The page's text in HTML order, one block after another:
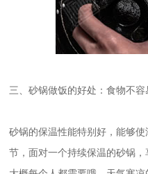
三、砂锅做饭的好处：食物不容
砂锅的保温性能特别好，能够
节，面对一个持续保温的砂锅